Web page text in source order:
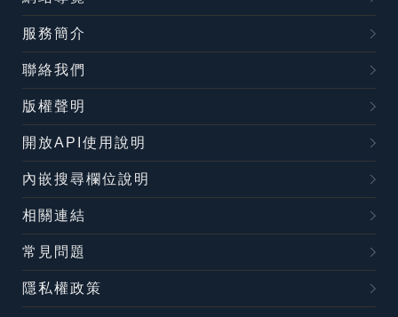
服務簡介
聯絡我們
版權聲明
開放API使用說明
內嵌搜尋欄位說明
相關連結
常見問題
隱私權政策